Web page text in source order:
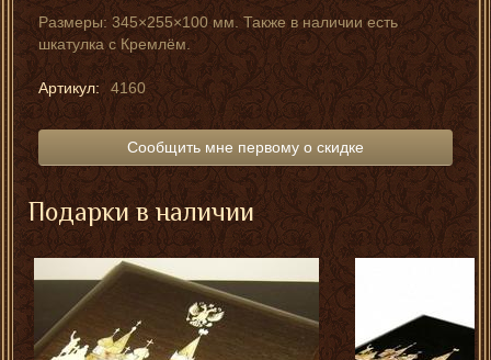
Размеры: 345×255×100 мм. Также в наличии есть
шкатулка с Кремлём.
Артикул: 4160
Сообщить мне первому о скидке
Подарки в наличии